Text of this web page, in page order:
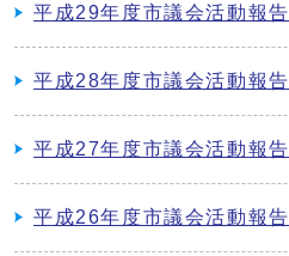
平成29年度市議会活動報告
平成28年度市議会活動報告
平成27年度市議会活動報告
平成26年度市議会活動報告